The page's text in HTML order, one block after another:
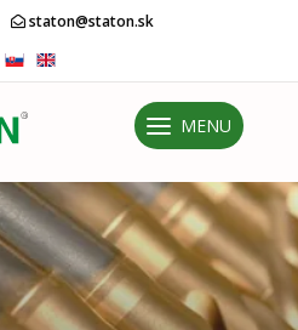
staton@staton.sk
MENU